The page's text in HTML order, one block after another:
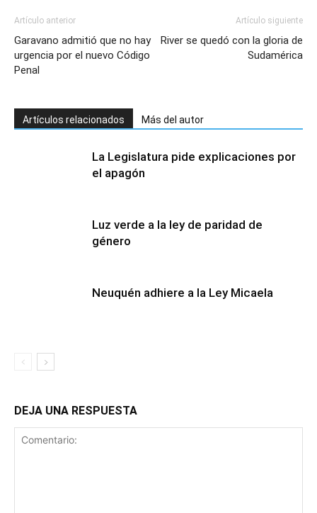
Artículo anterior
Garavano admitió que no hay
urgencia por el nuevo Código
Penal
Artículo siguiente
River se quedó con la gloria de
Sudamérica
Artículos relacionados Más del autor
La Legislatura pide explicaciones por
el apagón
Luz verde a la ley de paridad de
género
Neuquén adhiere a la Ley Micaela
DEJA UNA RESPUESTA